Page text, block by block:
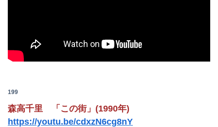
199
森高千里 「この街」(1990年)
https://youtu.be/cdxzN6cg8nY